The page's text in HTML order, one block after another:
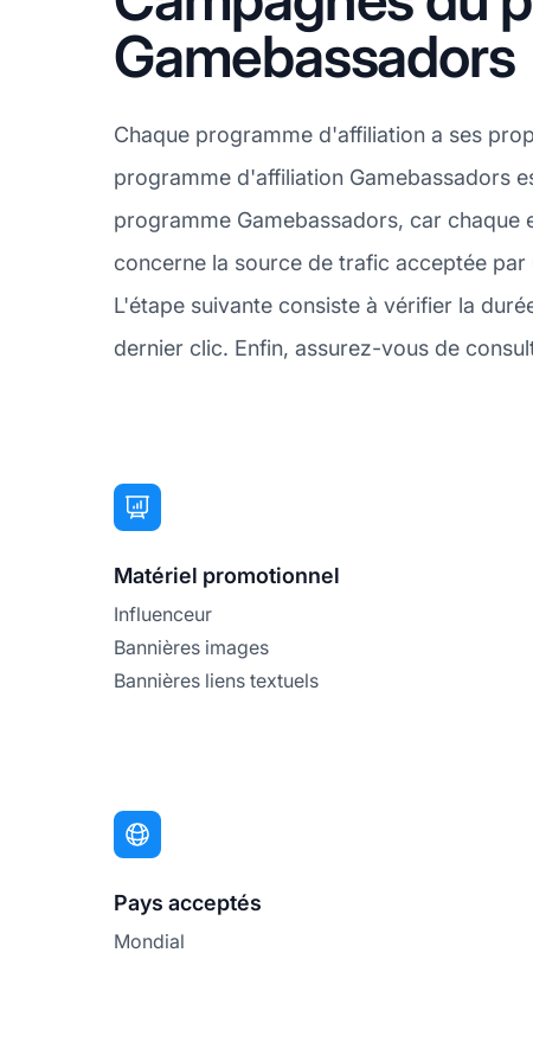
Gamebassadors
Chaque programme d'affiliation a ses
programme d'affiliation Gamebassadors
programme Gamebassadors, car
concerne la source de trafic acceptée
L'étape suivante consiste à vérifier la
dernier clic. Enfin, assurez-vous de
Matériel promotionnel
Influenceur
Bannières images
Bannières liens textuels
Pays acceptés
Mondial